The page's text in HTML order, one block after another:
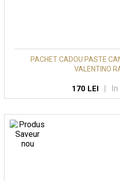
PACHET CADOU PASTE
VALENTINO
170 LEI